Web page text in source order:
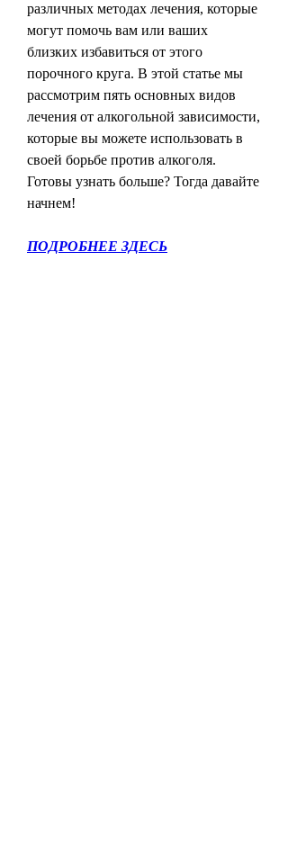
различных методах лечения, которые
могут помочь вам или ваших
близких избавиться от этого
порочного круга. В этой статье мы
рассмотрим пять основных видов
лечения от алкогольной зависимости,
которые вы можете использовать в
своей борьбе против алкоголя.
Готовы узнать больше? Тогда давайте
начнем!
ПОДРОБНЕЕ ЗДЕСЬ